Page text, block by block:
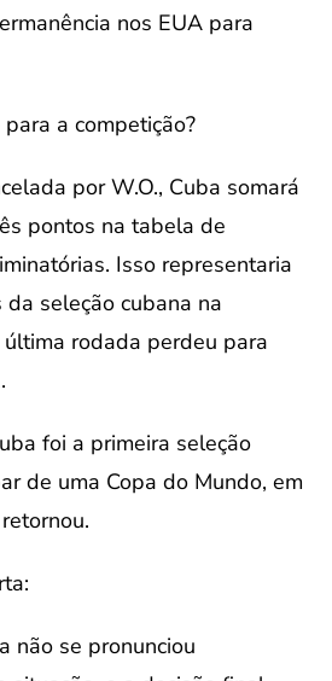
nos EUA para
a competição?
por W.O., Cuba somará
pontos na tabela de
Isso representaria
seleção cubana na
rodada perdeu para
foi a primeira seleção
de uma Copa do Mundo, em
não se pronunciou